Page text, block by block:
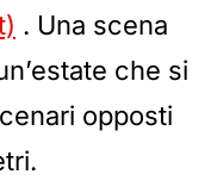
. Una scena
che si
opposti